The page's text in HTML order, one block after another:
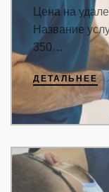
Цена на
Название
350…
ДЕТАЛЬНЕЕ